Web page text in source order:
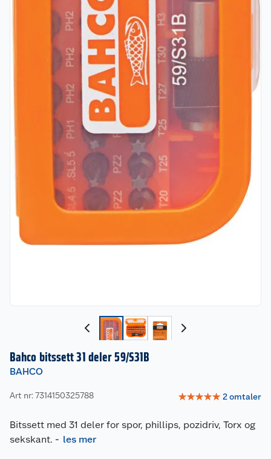
Bahco bitssett 31 deler 59/S31B
BAHCO
Art nr: 7314150325788 ☆☆☆☆☆ 2omtaler
Bitssett med 31 deler for spor, phillips, pozidriv, Torx og
sekskant. - les mer